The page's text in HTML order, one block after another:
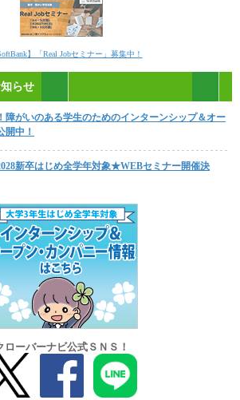
】「Real Jobセミナー」募集中！
らせ
障がいのある学生のためのインターンシップ＆オー
開中！
新卒はじめ全学年対象★WEBセミナー開催決
ローバーナビ公式ＳＮＳ！